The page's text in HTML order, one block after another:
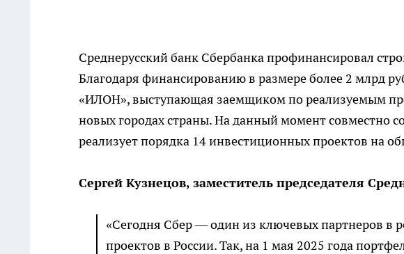
Среднерусский банк Сбербанка профинансировал
Благодаря финансированию в размере более 2 млрд
«ИЛОН», выступающая заемщиком по реализуемым
новых городах страны. На данный момент совместно
реализует порядка 14 инвестиционных проектов на
Сергей Кузнецов, заместитель председателя
«Сегодня Сбер — один из ключевых партнеров в
проектов в России. Так, на 1 мая 2025 года